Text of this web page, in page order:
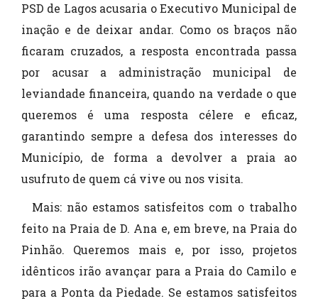
PSD de Lagos acusaria o Executivo Municipal de
inação e de deixar andar. Como os braços não
ficaram cruzados, a resposta encontrada passa
por acusar a administração municipal de
leviandade financeira, quando na verdade o que
queremos é uma resposta célere e eficaz,
garantindo sempre a defesa dos interesses do
Município, de forma a devolver a praia ao
usufruto de quem cá vive ou nos visita.
Mais: não estamos satisfeitos com o trabalho
feito na Praia de D. Ana e, em breve, na Praia do
Pinhão. Queremos mais e, por isso, projetos
idênticos irão avançar para a Praia do Camilo e
para a Ponta da Piedade. Se estamos satisfeitos